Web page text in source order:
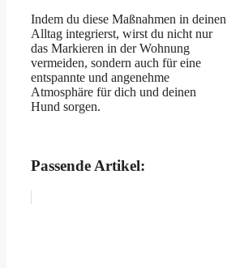
Indem du diese Maßnahmen in deinen
Alltag integrierst, wirst du nicht nur
das Markieren in der Wohnung
vermeiden, sondern auch für eine
entspannte und angenehme
Atmosphäre für dich und deinen
Hund sorgen.
Passende Artikel: